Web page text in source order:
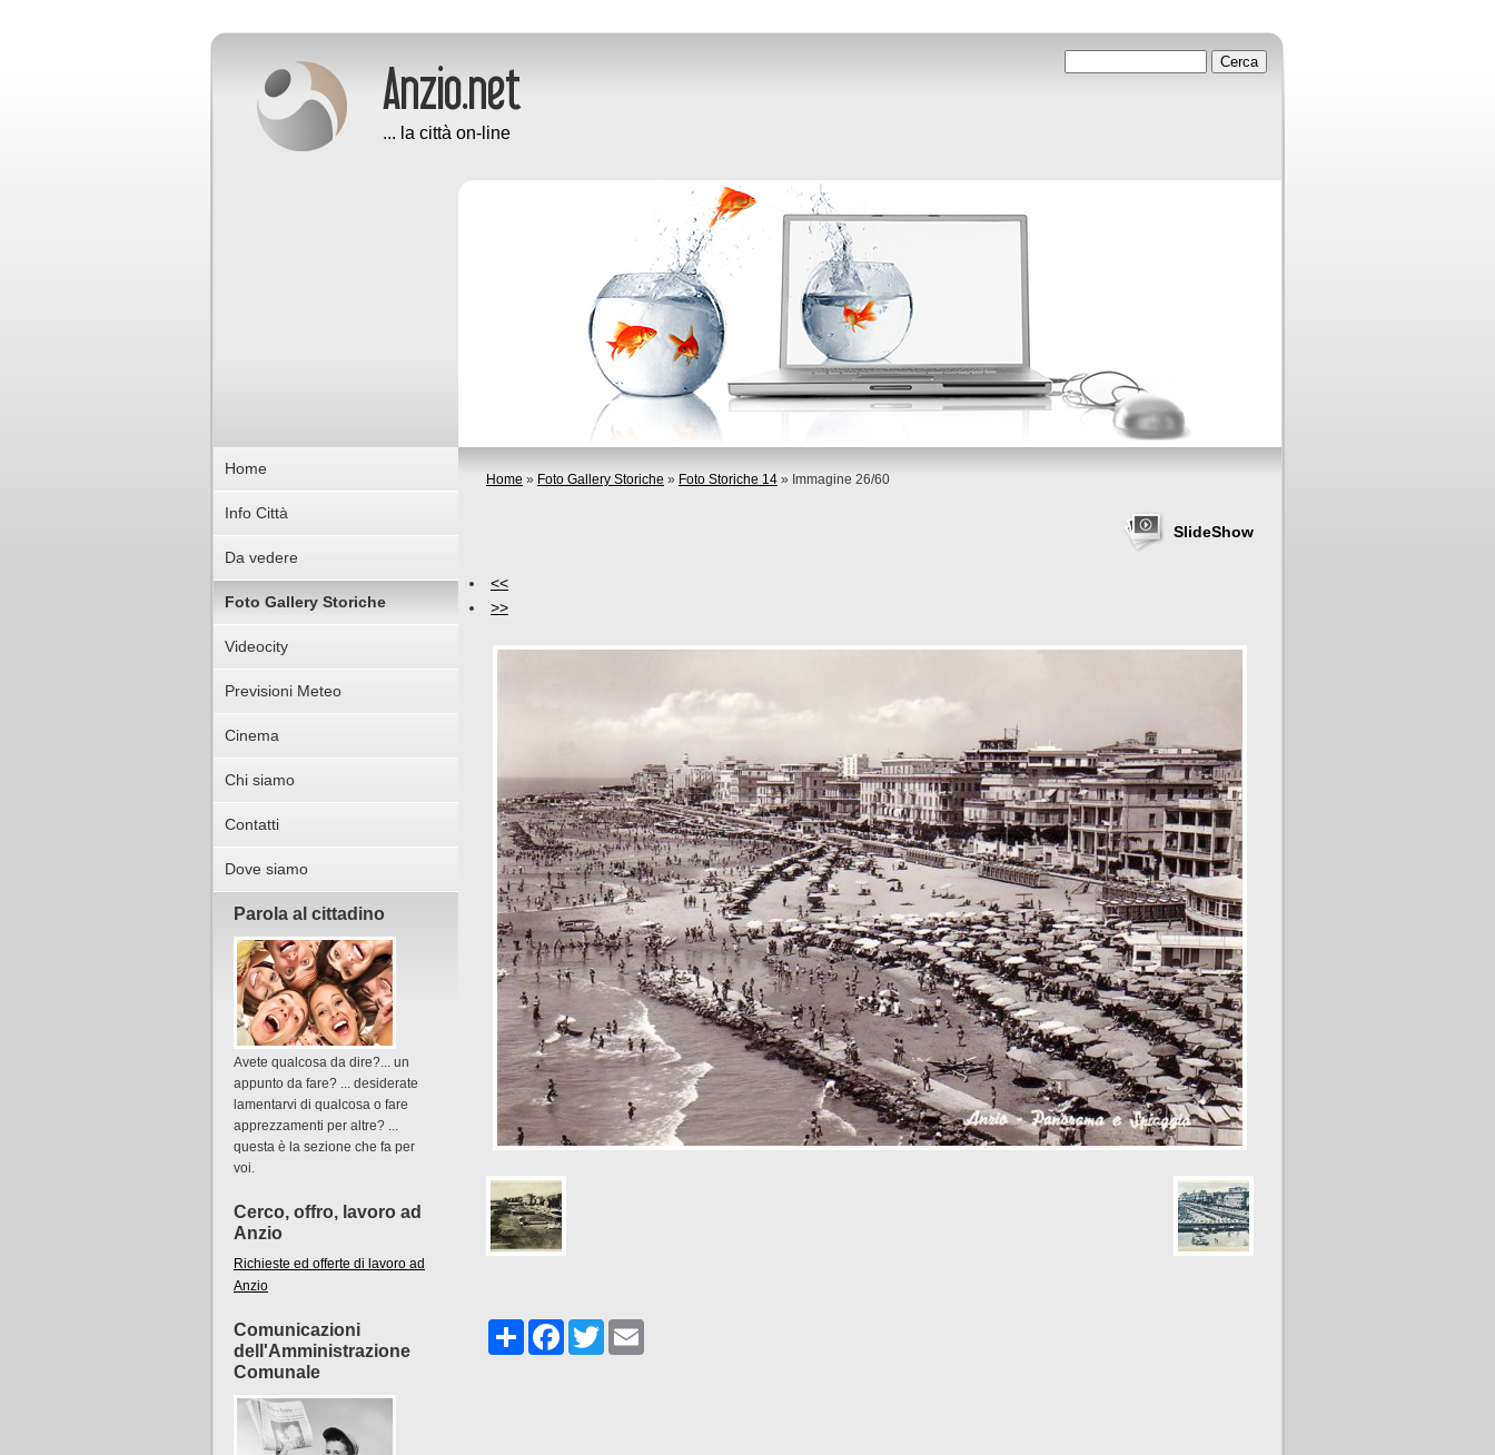
... la città on-line
Home » Foto Gallery Storiche » Foto Storiche 14 » Immagine 26/60
SlideShow
<<
>>
Share Facebook
Twitter
Home
Info Città
Da vedere
Foto Gallery Storiche
Videocity
Previsioni Meteo
Cinema
Chi siamo
Contatti
Dove siamo
Parola al cittadino
Avete qualcosa da dire?... un
appunto da fare? ... desiderate
lamentarvi di qualcosa o fare
apprezzamenti per altre? ...
questa è la sezione che fa per
voi.
Cerco, offro, lavoro ad
Anzio
Richieste ed offerte di lavoro ad
Anzio
Comunicazioni
dell'Amministrazione
Comunale